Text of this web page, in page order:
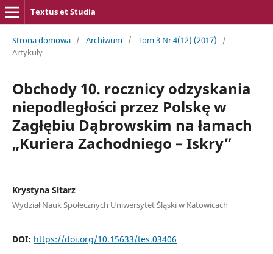
Textus et Studia
Strona domowa / Archiwum / Tom 3 Nr 4(12) (2017)
/
Artykuły
Obchody 10. rocznicy odzyskania
niepodległości przez Polskę w
Zagłębiu Dąbrowskim na łamach
„Kuriera Zachodniego – Iskry”
Krystyna Sitarz
Wydział Nauk Społecznych Uniwersytet Śląski w Katowicach
DOI: https://doi.org/10.15633/tes.03406